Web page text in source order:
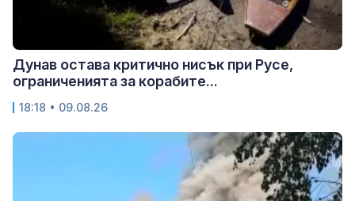
Дунав остава критично нисък при Русе,
ограниченията за корабите...
18:18 • 09.08.26